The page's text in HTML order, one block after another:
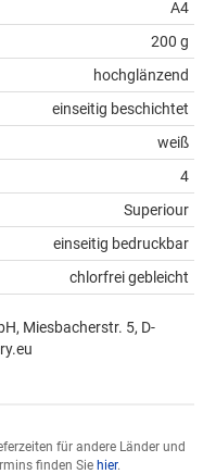
A4
200 g
hochglänzend
einseitig beschichtet
weiß
4
Superiour
einseitig bedruckbar
chlorfrei gebleicht
Miesbacherstr. 5, D-
für andere Länder und
finden Sie hier.